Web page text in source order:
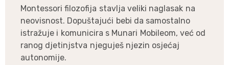
Montessori filozofija stavlja veliki naglasak na
neovisnost. Dopuštajući bebi da samostalno
istražuje i komunicira s Munari Mobileom, već od
ranog djetinjstva njeguješ njezin osjećaj
autonomije.